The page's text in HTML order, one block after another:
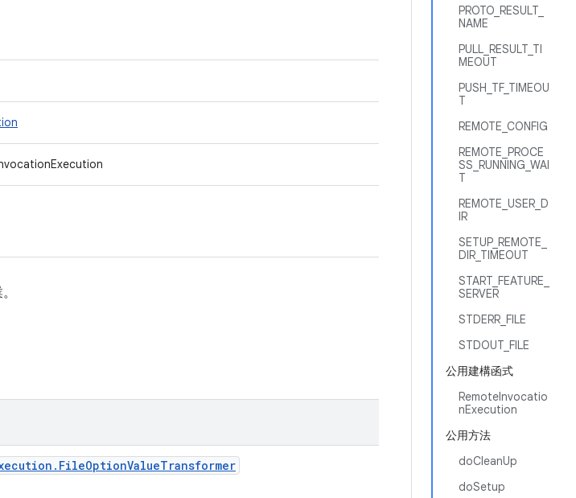
PROTO_RESULT_
NAME
PULL_RESULT_TI
MEOUT
PUSH_TF_TIMEOU
T
REMOTE_CONFIG
REMOTE_PROCE
SS_RUNNING_WAI
T
REMOTE_USER_D
IR
SETUP_REMOTE_
DIR_TIMEOUT
START_FEATURE_
SERVER
STDERR_FILE
STDOUT_FILE
公用建構函式
RemoteInvocatio
nExecution
公用方法
doCleanUp
doSetup
. FileOptionValueTransformer